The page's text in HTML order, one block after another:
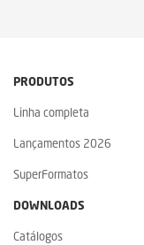
PRODUTOS
Linha completa
Lançamentos 2026
SuperFormatos
DOWNLOADS
Catálogos